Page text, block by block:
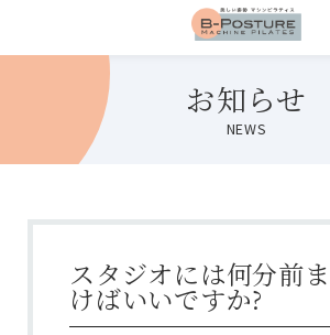
お知らせ
NEWS
スタジオには何分前
けばいいですか?